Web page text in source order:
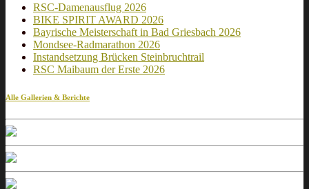
RSC-Damenausflug 2026
BIKE SPIRIT AWARD 2026
Bayrische Meisterschaft in Bad Griesbach 2026
Mondsee-Radmarathon 2026
Instandsetzung Brücken Steinbruchtrail
RSC Maibaum der Erste 2026
Alle Gallerien & Berichte